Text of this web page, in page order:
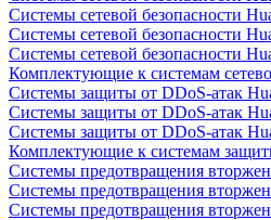
Системы сетевой безопасности
Системы сетевой безопасности
Системы сетевой безопасности
Комплектующие к системам
Системы защиты от DDoS-атак
Системы защиты от DDoS-атак
Системы защиты от DDoS-атак
Комплектующие к системам
Системы предотвращения
Системы предотвращения
Системы предотвращения